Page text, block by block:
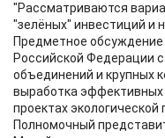
"Рассматриваются
"зелёных" инвестиций и
Предметное
Российской Федерации
объединений и крупных
выработка эффективных
проектах экологической
Полномочный